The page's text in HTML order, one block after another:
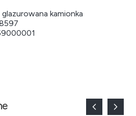
kamionka